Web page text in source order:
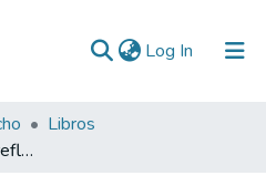
Log In (current)
Libros
Los intereses : algunas reflexiones de la influencia del derecho romano en el contenido del artículo 771 del Código Civil y Comercial de la Nación